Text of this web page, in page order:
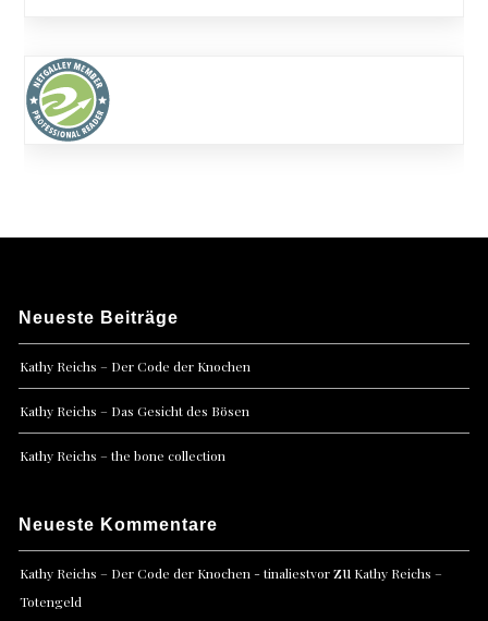
Neueste Beiträge
Kathy Reichs – Der Code der Knochen
Kathy Reichs – Das Gesicht des Bösen
Kathy Reichs – the bone collection
Neueste Kommentare
Kathy Reichs – Der Code der Knochen - tinaliestvorzu Kathy Reichs –
Totengeld